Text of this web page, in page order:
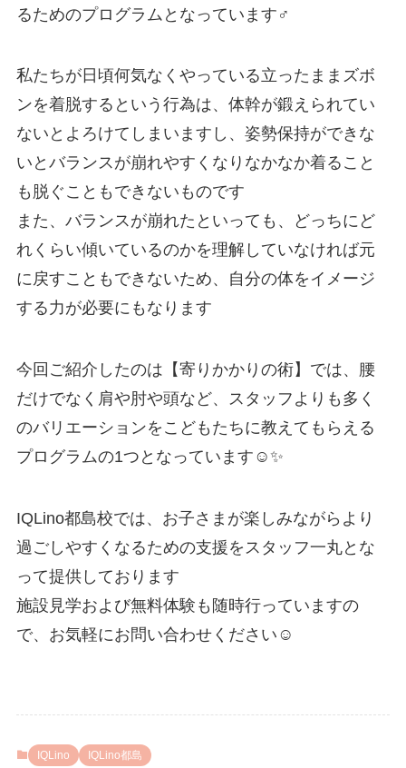
るためのプログラムとなっています‍♂️
私たちが日頃何気なくやっている立ったままズボ
ンを着脱するという行為は、体幹が鍛えられてい
ないとよろけてしまいますし、姿勢保持ができな
いとバランスが崩れやすくなりなかなか着ること
も脱ぐこともできないものです
また、バランスが崩れたといっても、どっちにど
れくらい傾いているのかを理解していなければ元
に戻すこともできないため、自分の体をイメージ
する力が必要にもなります
今回ご紹介したのは【寄りかかりの術】では、腰
だけでなく肩や肘や頭など、スタッフよりも多く
のバリエーションをこどもたちに教えてもらえる
プログラムの1つとなっています☺️✨
IQLino都島校では、お子さまが楽しみながらより
過ごしやすくなるための支援をスタッフ一丸とな
って提供しております
施設見学および無料体験も随時行っていますの
で、お気軽にお問い合わせください☺️
IQLino IQLino都島